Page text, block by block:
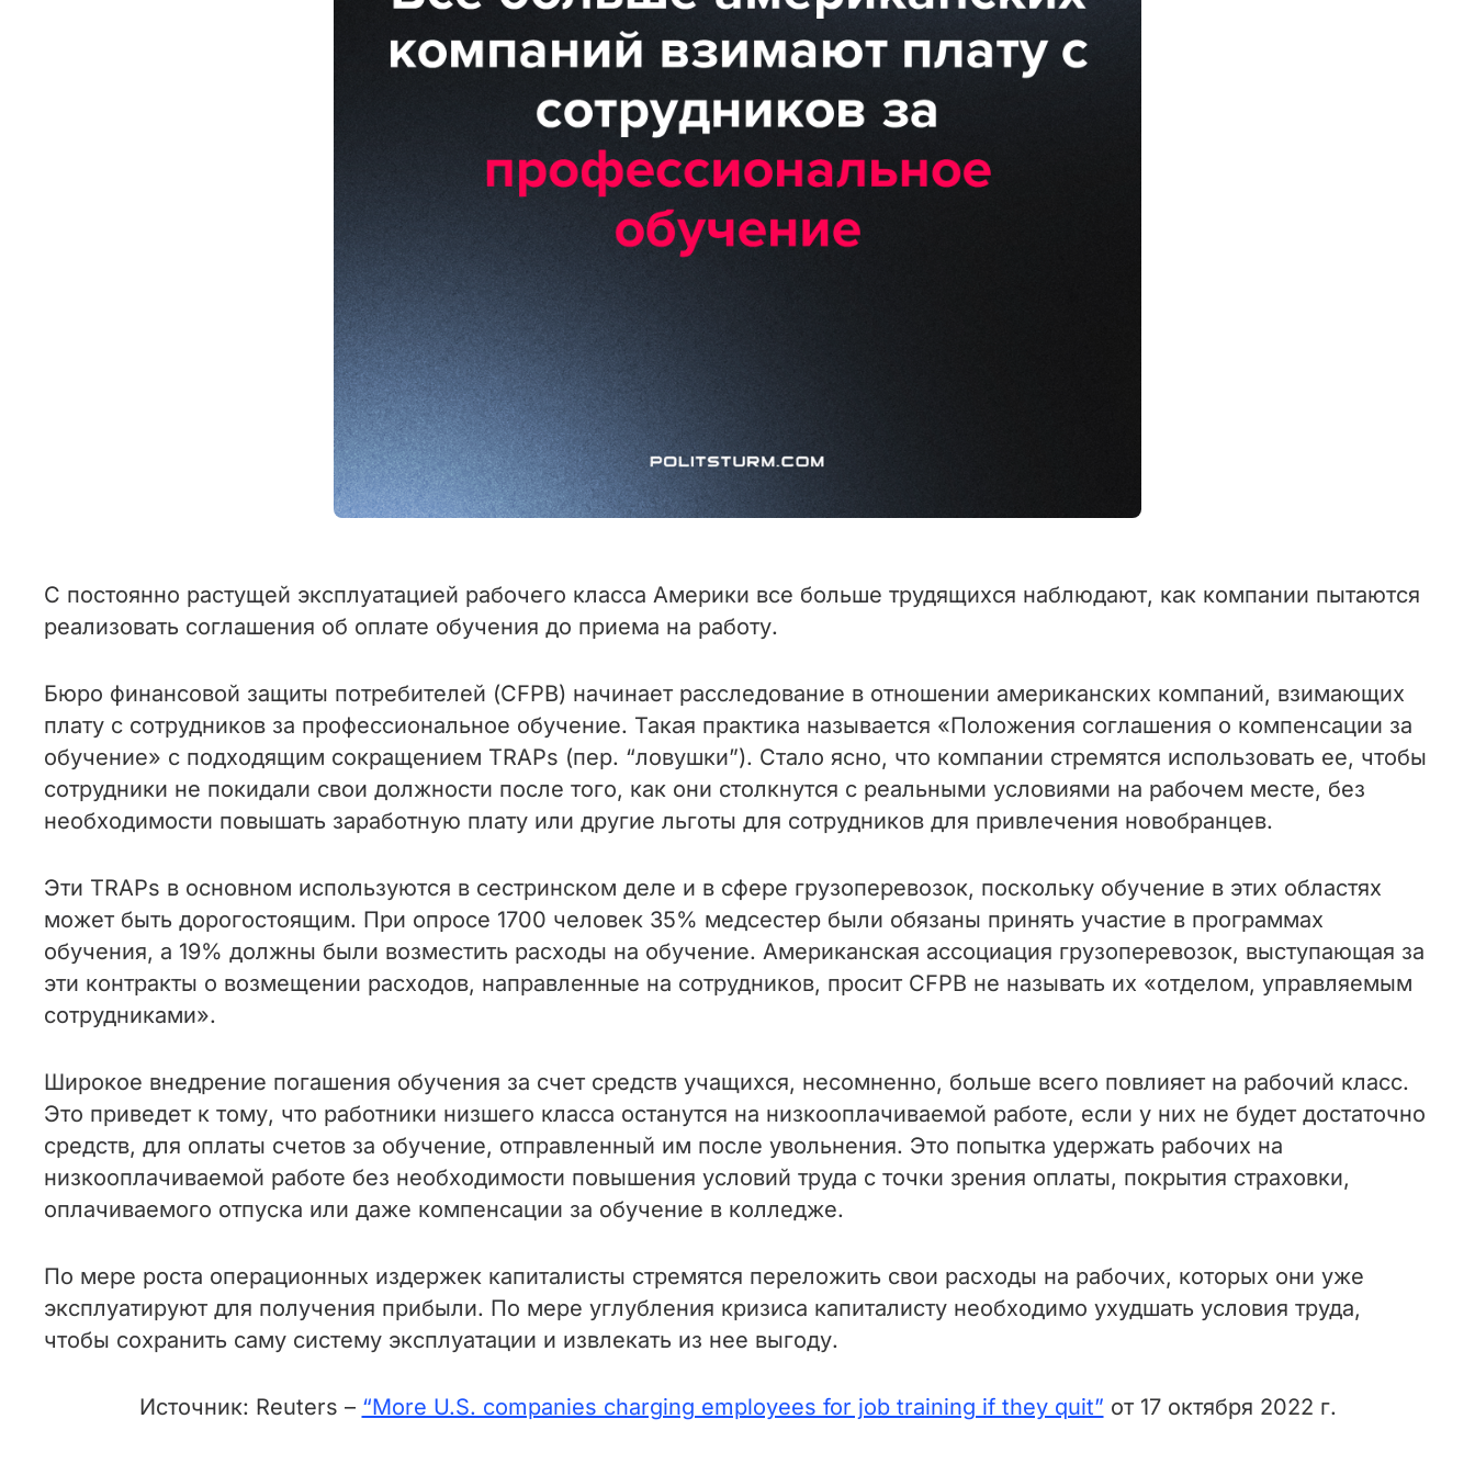
С постоянно растущей эксплуатацией рабочего класса Америки все больше трудящихся наблюдают, как компании пытаются
реализовать соглашения об оплате обучения до приема на работу.
Бюро финансовой защиты потребителей (CFPB) начинает расследование в отношении американских компаний, взимающих
плату с сотрудников за профессиональное обучение. Такая практика называется «Положения соглашения о компенсации за
обучение» с подходящим сокращением TRAPs (пер. “ловушки”). Стало ясно, что компании стремятся использовать ее, чтобы
сотрудники не покидали свои должности после того, как они столкнутся с реальными условиями на рабочем месте, без
необходимости повышать заработную плату или другие льготы для сотрудников для привлечения новобранцев.
Эти TRAPs в основном используются в сестринском деле и в сфере грузоперевозок, поскольку обучение в этих областях
может быть дорогостоящим. При опросе 1700 человек 35% медсестер были обязаны принять участие в программах
обучения, а 19% должны были возместить расходы на обучение. Американская ассоциация грузоперевозок, выступающая за
эти контракты о возмещении расходов, направленные на сотрудников, просит CFPB не называть их «отделом, управляемым
сотрудниками».
Широкое внедрение погашения обучения за счет средств учащихся, несомненно, больше всего повлияет на рабочий класс.
Это приведет к тому, что работники низшего класса останутся на низкооплачиваемой работе, если у них не будет достаточно
средств, для оплаты счетов за обучение, отправленный им после увольнения. Это попытка удержать рабочих на
низкооплачиваемой работе без необходимости повышения условий труда с точки зрения оплаты, покрытия страховки,
оплачиваемого отпуска или даже компенсации за обучение в колледже.
По мере роста операционных издержек капиталисты стремятся переложить свои расходы на рабочих, которых они уже
эксплуатируют для получения прибыли. По мере углубления кризиса капиталисту необходимо ухудшать условия труда,
чтобы сохранить саму систему эксплуатации и извлекать из нее выгоду.
Источник: Reuters – “More U.S. companies charging employees for job training if they quit” от 17 октября 2022 г.